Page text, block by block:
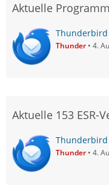
Aktuelle
Thunder 4.
Aktuelle 153 ESR-
Thunderbird
Thunder 4.